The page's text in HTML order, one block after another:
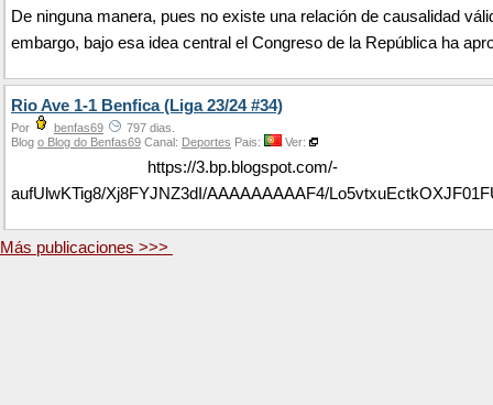
De ninguna manera, pues no existe una relación de causalidad
embargo, bajo esa idea central el Congreso de la República ha
Rio Ave 1-1 Benfica (Liga 23/24 #34)
Por benfas69
797 dias.
Blog o Blog do Benfas69 Canal: Deportes Pais: Ver:
https://3.bp.blogspot.com/-
aufUlwKTig8/Xj8FYJNZ3dI/AAAAAAAAAF4/
Más publicaciones >>>